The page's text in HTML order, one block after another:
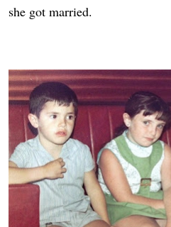
she got married.